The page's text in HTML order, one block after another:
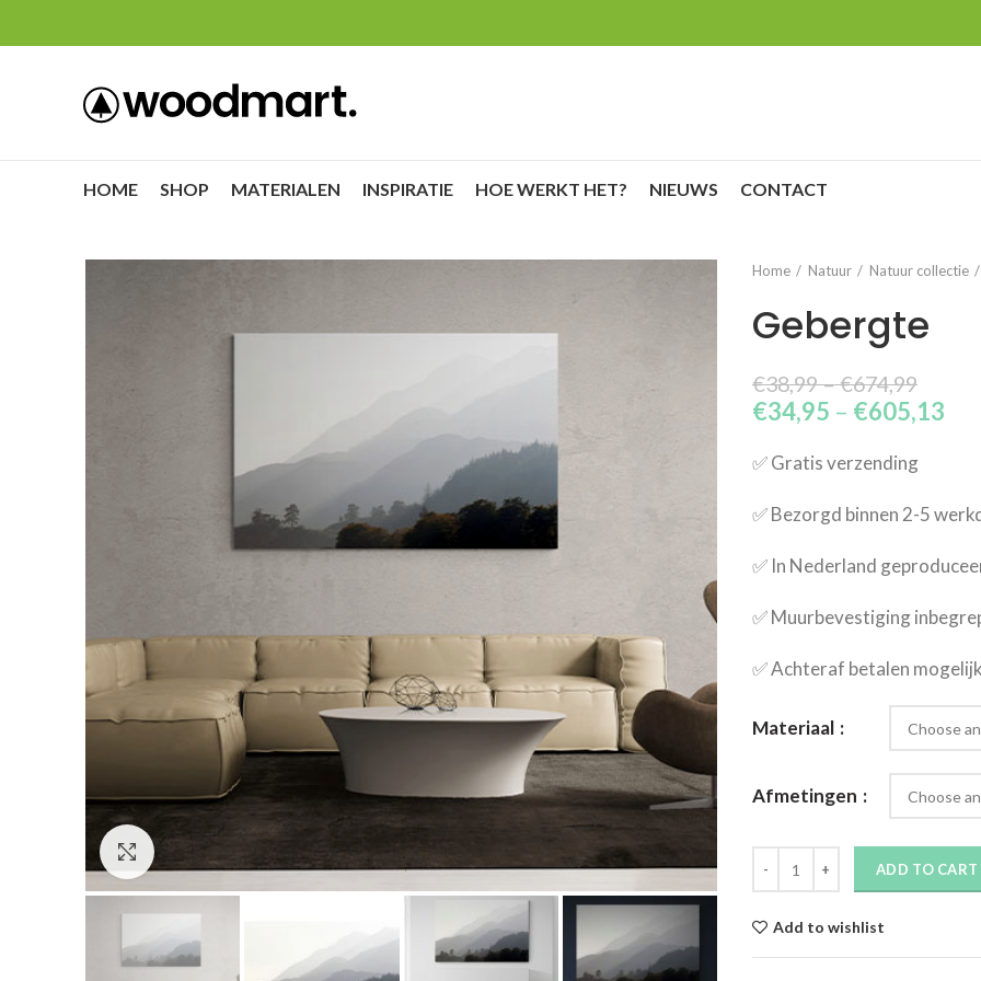
HOME SHOP MATERIALEN INSPIRATIE HOE WERKT HET? NIEUWS CONTACT
Home Natuur Natuur collectie
Gebergte
€38,99–€674,99
€34,95 – €605,13
✅​ Gratis verzending
✅​ Bezorgd binnen 2-5
✅​ In Nederland
✅​ Muurbevestiging
✅​ Achteraf betalen mogelijk
Materiaal
Afmetingen
ADD TO CART
Add to wishlist